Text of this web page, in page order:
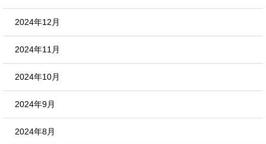
2024年12月
2024年11月
2024年10月
2024年9月
2024年8月